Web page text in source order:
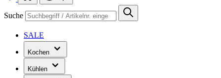
Suche
SALE
Kochen
Kühlen